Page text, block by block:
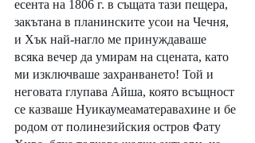
есента на 1806 г. в същата тази пещера,
закътана в планинските усои на Чечня,
и Хък най-нагло ме принуждаваше
всяка вечер да умирам на сцената, като
ми изключваше захранването! Той и
неговата глупава Айша, която всъщност
се казваше Нуикаумеаматеравахине и бе
родом от полинезийския остров Фату